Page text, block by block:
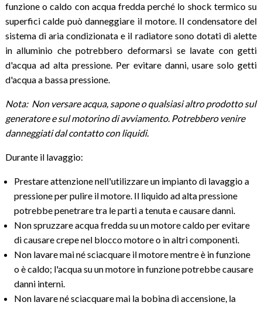
funzione o caldo con acqua fredda perché lo shock termico su
superfici calde può danneggiare il motore. Il condensatore del
sistema di aria condizionata e il radiatore sono dotati di alette
in alluminio che potrebbero deformarsi se lavate con getti
d'acqua ad alta pressione. Per evitare danni, usare solo getti
d'acqua a bassa pressione.
Nota: Non versare acqua, sapone o qualsiasi altro prodotto sul
generatore e sul motorino di avviamento. Potrebbero venire
danneggiati dal contatto con liquidi.
Durante il lavaggio:
Prestare attenzione nell'utilizzare un impianto di lavaggio a
pressione per pulire il motore. Il liquido ad alta pressione
potrebbe penetrare tra le parti a tenuta e causare danni.
Non spruzzare acqua fredda su un motore caldo per evitare
di causare crepe nel blocco motore o in altri componenti.
Non lavare mai né sciacquare il motore mentre è in funzione
o è caldo; l'acqua su un motore in funzione potrebbe causare
danni interni.
Non lavare né sciacquare mai la bobina di accensione, la